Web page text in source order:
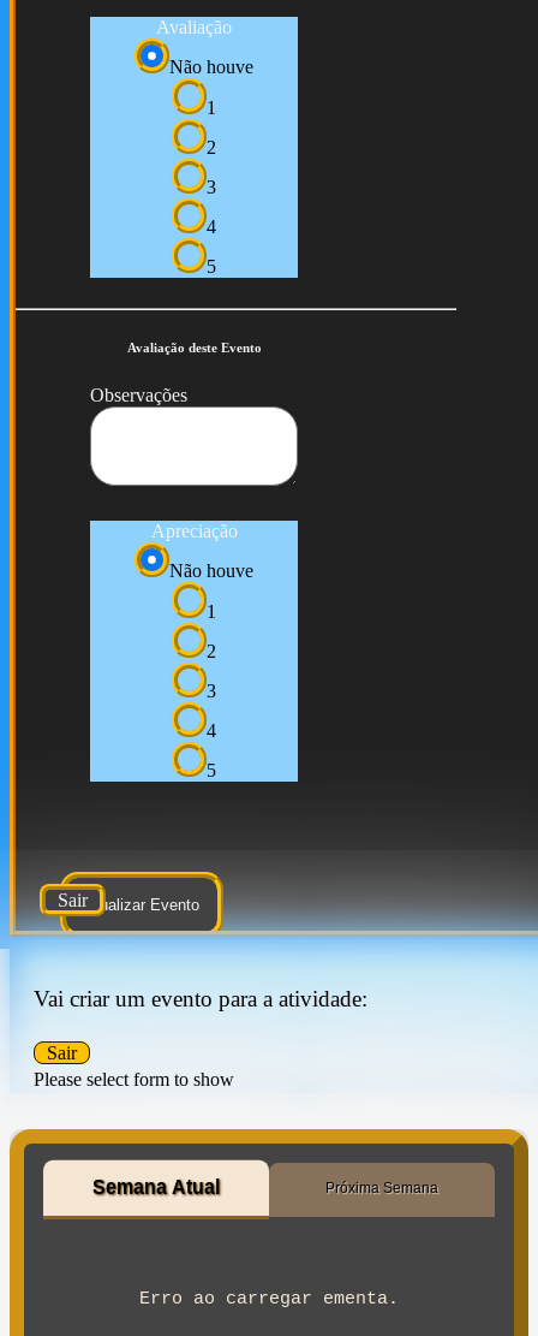
Avaliação
Não houve
1
2
3
4
5
Avaliação deste Evento
Observações
Apreciação
Não houve
1
2
3
4
5
Atualizar Evento
Sair
Vai criar um evento para a atividade:
Please select form to show
Sair
Semana Atual Próxima Semana
Erro ao carregar ementa.